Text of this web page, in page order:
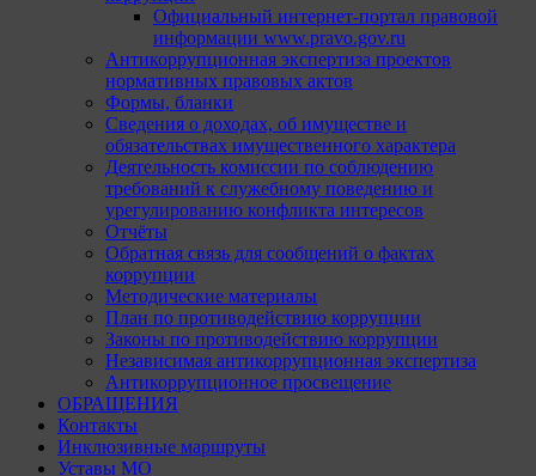
Официальный интернет-портал правовой
информации www.pravo.gov.ru
Антикоррупционная экспертиза проектов
нормативных правовых актов
Формы, бланки
Сведения о доходах, об имуществе и
обязательствах имущественного характера
Деятельность комиссии по соблюдению
требований к служебному поведению и
урегулированию конфликта интересов
Отчёты
Обратная связь для сообщений о фактах
коррупции
Методические материалы
План по противодействию коррупции
Законы по противодействию коррупции
Независимая антикоррупционная экспертиза
Антикоррупционное просвещение
ОБРАЩЕНИЯ
Контакты
Инклюзивные маршруты
Уставы МО